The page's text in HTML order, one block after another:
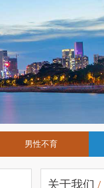
男性不育
关于我们 /